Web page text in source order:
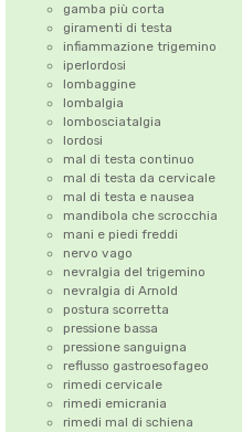
gamba più corta
giramenti di testa
infiammazione trigemino
iperlordosi
lombaggine
lombalgia
lombosciatalgia
lordosi
mal di testa continuo
mal di testa da cervicale
mal di testa e nausea
mandibola che scrocchia
mani e piedi freddi
nervo vago
nevralgia del trigemino
nevralgia di Arnold
postura scorretta
pressione bassa
pressione sanguigna
reflusso gastroesofageo
rimedi cervicale
rimedi emicrania
rimedi mal di schiena